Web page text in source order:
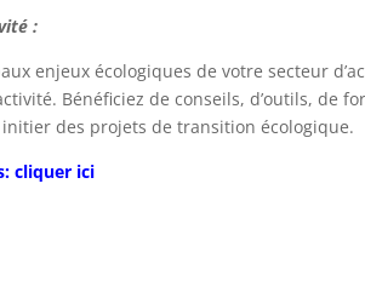
:
enjeux écologiques de votre secteur
Bénéficiez de conseils, d’outils, de
des projets de transition écologique.
cliquer ici